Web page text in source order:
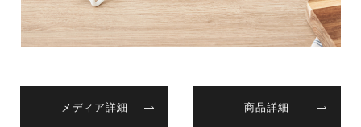
メディア詳細 商品詳細